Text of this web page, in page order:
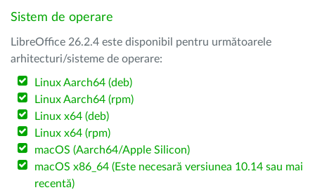
Sistem de operare
LibreOffice 26.2.4 este disponibil pentru următoarele
arhitecturi/sisteme de operare:
Linux Aarch64 (deb)
Linux Aarch64 (rpm)
Linux x64 (deb)
Linux x64 (rpm)
macOS (Aarch64/Apple Silicon)
macOS x86_64 (Este necesară versiunea 10.14 sau mai
recentă)